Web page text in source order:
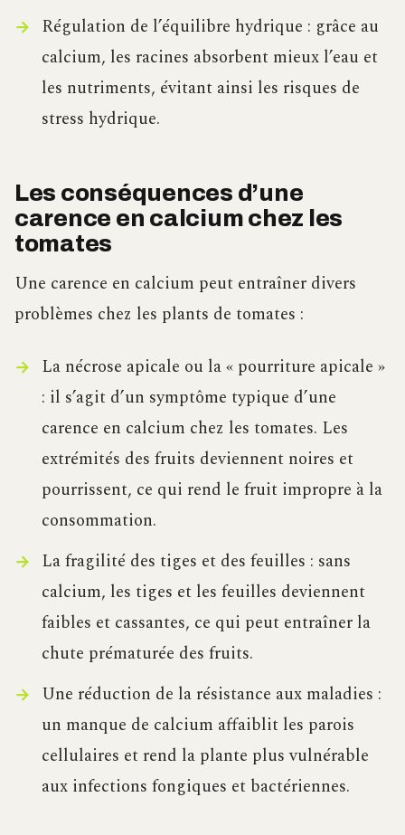
Régulation de l’équilibre hydrique : grâce au
calcium, les racines absorbent mieux l’eau et
les nutriments, évitant ainsi les risques de
stress hydrique.
Les conséquences d’une
carence en calcium chez les
tomates
Une carence en calcium peut entraîner divers
problèmes chez les plants de tomates :
La nécrose apicale ou la « pourriture apicale »
: il s’agit d’un symptôme typique d’une
carence en calcium chez les tomates. Les
extrémités des fruits deviennent noires et
pourrissent, ce qui rend le fruit impropre à la
consommation.
La fragilité des tiges et des feuilles : sans
calcium, les tiges et les feuilles deviennent
faibles et cassantes, ce qui peut entraîner la
chute prématurée des fruits.
Une réduction de la résistance aux maladies :
un manque de calcium affaiblit les parois
cellulaires et rend la plante plus vulnérable
aux infections fongiques et bactériennes.